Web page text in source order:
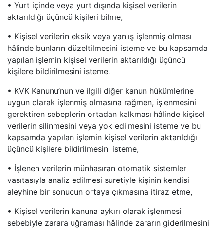
• Yurt içinde veya yurt dışında kişisel verilerin
aktarıldığı üçüncü kişileri bilme,
• Kişisel verilerin eksik veya yanlış işlenmiş olması
hâlinde bunların düzeltilmesini isteme ve bu kapsamda
yapılan işlemin kişisel verilerin aktarıldığı üçüncü
kişilere bildirilmesini isteme,
• KVK Kanunu’nun ve ilgili diğer kanun hükümlerine
uygun olarak işlenmiş olmasına rağmen, işlenmesini
gerektiren sebeplerin ortadan kalkması hâlinde kişisel
verilerin silinmesini veya yok edilmesini isteme ve bu
kapsamda yapılan işlemin kişisel verilerin aktarıldığı
üçüncü kişilere bildirilmesini isteme,
• İşlenen verilerin münhasıran otomatik sistemler
vasıtasıyla analiz edilmesi suretiyle kişinin kendisi
aleyhine bir sonucun ortaya çıkmasına itiraz etme,
• Kişisel verilerin kanuna aykırı olarak işlenmesi
sebebiyle zarara uğraması hâlinde zararın giderilmesini